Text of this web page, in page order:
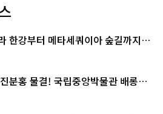
한강부터 메타세쿼이아 숲길까지…
분홍 물결! 국립중앙박물관 배롱나